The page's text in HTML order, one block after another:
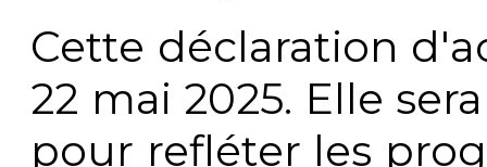
Cette déclaration
22 mai 2025. Elle
pour refléter les